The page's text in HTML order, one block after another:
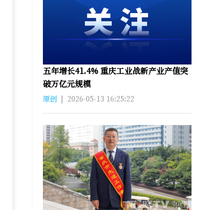
五年增长41.4% 重庆工业战新产业产值突
破万亿元规模
原创 | 2026-05-13 16:25:22